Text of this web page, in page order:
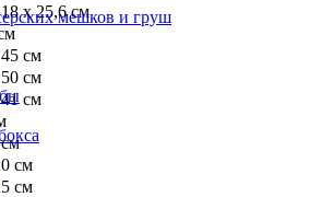
x 25,6 см
см
см
см
см
см
мешков и груш